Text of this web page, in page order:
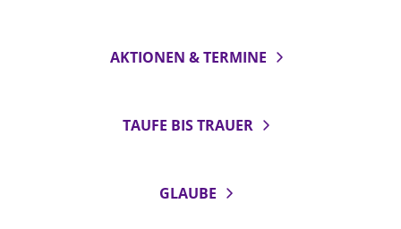
AKTIONEN & TERMINE
TAUFE BIS TRAUER
GLAUBE